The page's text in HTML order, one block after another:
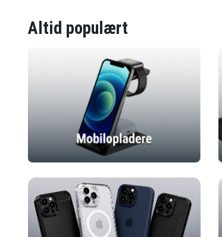
Altid populært